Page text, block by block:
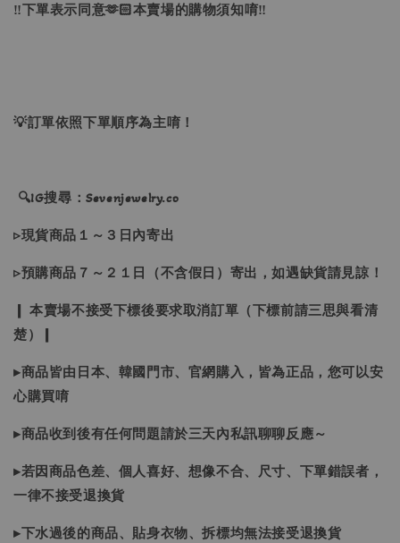
‼下單表示同意🫶🏻本賣場的購物須知唷‼
💡訂單依照下單順序為主唷！
🔍IG搜尋：Sevenjewelry.co
▹現貨商品１～３日內寄出
▹預購商品７～２１日（不含假日）寄出，如遇缺貨請見諒！
❙ 本賣場不接受下標後要求取消訂單（下標前請三思與看清
楚）❙
▸商品皆由日本、韓國門市、官網購入，皆為正品，您可以安
心購買唷
▸商品收到後有任何問題請於三天內私訊聊聊反應～
▸若因商品色差、個人喜好、想像不合、尺寸、下單錯誤者，
一律不接受退換貨
▸下水過後的商品、貼身衣物、拆標均無法接受退換貨